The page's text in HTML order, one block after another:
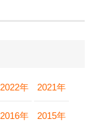
2022年 2021年
2016年 2015年